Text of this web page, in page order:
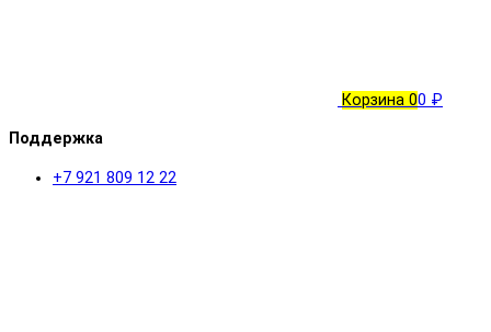
Корзина 00 ₽
Поддержка
+7 921 809 12 22